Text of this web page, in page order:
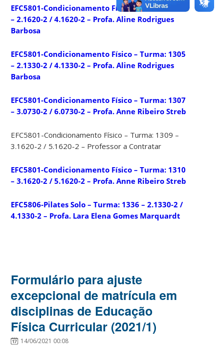
EFC5801-Condicionamento Físico – Turma: 1304
– 2.1620-2 / 4.1620-2 – Profa. Aline Rodrigues
Barbosa
EFC5801-Condicionamento Físico – Turma: 1305
– 2.1330-2 / 4.1330-2 – Profa. Aline Rodrigues
Barbosa
EFC5801-Condicionamento Físico – Turma: 1307
– 3.0730-2 / 6.0730-2 – Profa. Anne Ribeiro Streb
EFC5801-Condicionamento Físico – Turma: 1309 –
3.1620-2 / 5.1620-2 – Professor a Contratar
EFC5801-Condicionamento Físico – Turma: 1310
– 3.1620-2 / 5.1620-2 – Profa. Anne Ribeiro Streb
EFC5806-Pilates Solo – Turma: 1336 – 2.1330-2 /
4.1330-2 – Profa. Lara Elena Gomes Marquardt
Formulário para ajuste
excepcional de matrícula em
disciplinas de Educação
Física Curricular (2021/1)
14/06/2021 00:08